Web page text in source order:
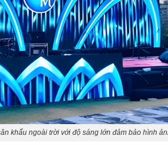
khấu ngoài trời với độ sáng lớn đảm bảo hình